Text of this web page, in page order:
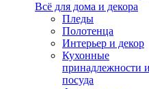
Всё для дома и декора
Пледы
Полотенца
Интерьер и декор
Кухонные
принадлежности и
посуда